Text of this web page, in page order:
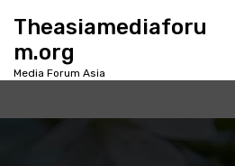
Theasiamediaforu
m.org
Media Forum Asia